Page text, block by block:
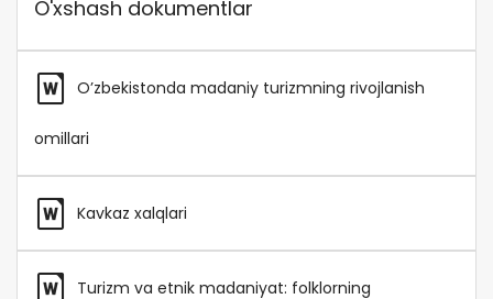
O'xshash dokumentlar
O’zbekistonda madaniy turizmning rivojlanish
omillari
Kavkaz xalqlari
Turizm va etnik madaniyat: folklorning